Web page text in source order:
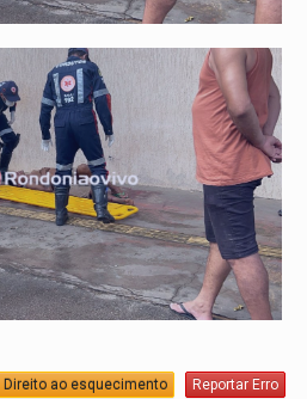
Direito ao esquecimento Reportar Erro